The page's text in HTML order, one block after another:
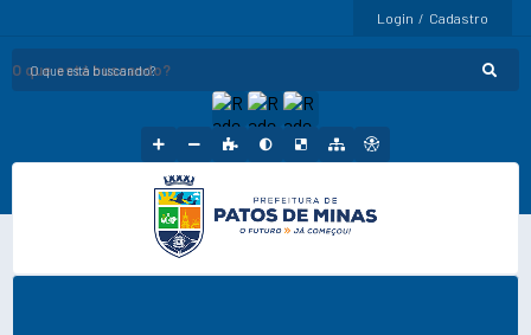
Login / Cadastro
O que está buscando?